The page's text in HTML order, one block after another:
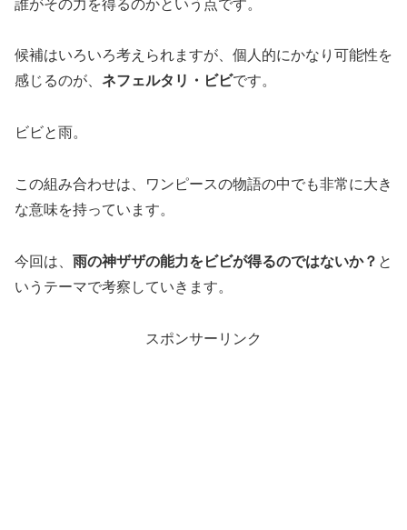
誰がその力を得るのかという点です。
候補はいろいろ考えられますが、個人的にかなり可能性を
感じるのが、 ネフェルタリ・ビビです。
ビビと雨。
この組み合わせは、ワンピースの物語の中でも非常に大き
な意味を持っています。
今回は、 雨の神ザザの能力をビビが得るのではないか？ と
いうテーマで考察していきます。
スポンサーリンク